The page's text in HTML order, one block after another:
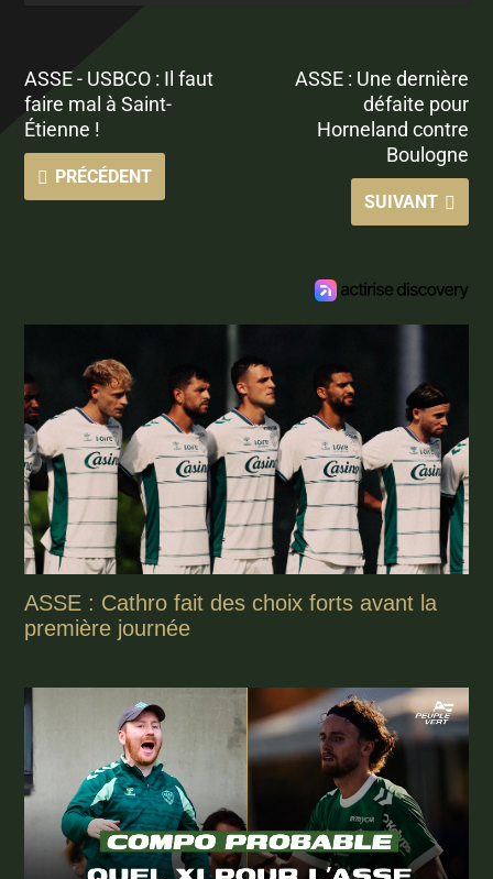
ASSE - USBCO : Il faut
faire mal à Saint-
Étienne !
PRÉCÉDENT
ASSE : Une dernière
défaite pour
Horneland contre
Boulogne
SUIVANT
ASSE : Cathro fait des choix forts avant la
première journée